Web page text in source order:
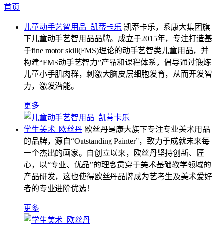
首页
儿童动手艺智用品_凯蒂卡乐 凯蒂卡乐，系康大集团旗
下儿童动手艺智用品品牌。成立于2015年，专注打造基
于fine motor skill(FMS)理论的动手艺智类儿童用品，并
构建“FMS动手艺智力”产品和课程体系，倡导通过锻炼
儿童小手肌肉群，刺激大脑皮层细胞发育，从而开发智
力，激发潜能。
更多
学生美术_欧丝丹 欧丝丹是康大旗下专注专业美术用品
的品牌，源自“Outstanding Painter”，致力于成就未来每
一个杰出的画家。自创立以来，欧丝丹坚持创新、匠
心，以“专业、优品”的理念贯穿于美术基础教学领域的
产品研发，这也使得欧丝丹品牌成为艺考生及美术爱好
者的专业进阶优选！
更多